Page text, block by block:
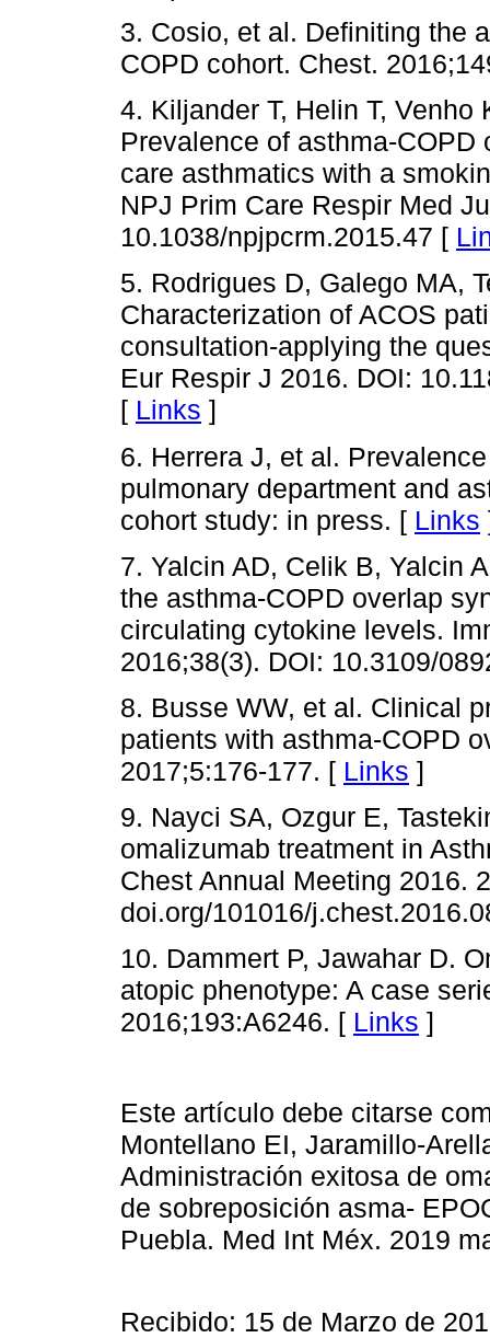
3. Cosio, et al. Definiting the
COPD cohort. Chest.
4. Kiljander T, Helin T,
Prevalence of asthma-
care asthmatics with a
NPJ Prim Care Respir Med
10.1038/npjpcrm.2015.47 [
5. Rodrigues D, Galego MA,
Characterization of ACOS
consultation-applying the
Eur Respir J 2016. DOI:
[ Links ]
6. Herrera J, et al.
pulmonary department and
cohort study: in press. [ Links
7. Yalcin AD, Celik B, Yalcin
the asthma-COPD overlap
circulating cytokine levels.
2016;38(3). DOI: 10.3109/
8. Busse WW, et al. Clinical
patients with asthma-COPD
2017;5:176-177. [ Links ]
9. Nayci SA, Ozgur E,
omalizumab treatment in
Chest Annual Meeting 2016.
doi.org/101016/
10. Dammert P, Jawahar D.
atopic phenotype: A case
2016;193:A6246. [ Links ]
Este artículo debe citarse
Montellano EI, Jaramillo-
Administración exitosa de
de sobreposición asma-
Puebla. Med Int Méx. 2019
Recibido: 15 de Marzo de